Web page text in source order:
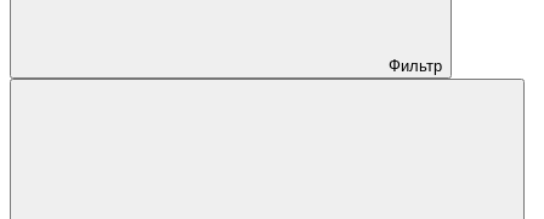
Фильтр